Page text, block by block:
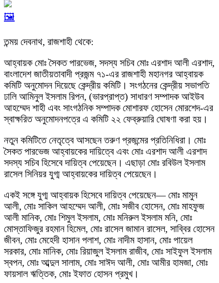
🖼️
তন্ময় দেবনাথ, রাজশাহী থেকে:
আহ্বায়ক মোঃ সৈকত পারভেজ, সদস্য সচিব মোঃ এরশাদ আলী এরশাদ,
বাংলাদেশ জাতীয়তাবাদী প্রজন্ম ৭১-এর রাজশাহী মহানগর আহ্বায়ক
কমিটি অনুমোদন দিয়েছে কেন্দ্রীয় কমিটি। সংগঠনের কেন্দ্রীয় সভাপতি
ঢালি আমিনুল ইসলাম রিপন, (ভারপ্রাপ্ত) সাধারণ সম্পাদক আইউব
আহম্মেদ শাহী এবং সাংগঠনিক সম্পাদক মোশারফ হোসেন মোরশেদ-এর
স্বাক্ষরিত অনুমোদনপত্রে এ কমিটি ২২ ফেব্রুয়ারি ঘোষণা করা হয়।
নতুন কমিটিতে নেতৃত্বে আসছেন তরুণ প্রজন্মের প্রতিনিধিরা। মোঃ
সৈকত পারভেজ আহ্বায়কের দায়িত্বে এবং মোঃ এরশাদ আলী এরশাদ
সদস্য সচিব হিসেবে দায়িত্ব পেয়েছেন। এছাড়া মোঃ রবিউল ইসলাম
রাসেল সিনিয়র যুগ্ম আহ্বায়কের দায়িত্ব পেয়েছেন।
একই সঙ্গে যুগ্ম আহ্বায়ক হিসেবে দায়িত্ব পেয়েছেন— মোঃ মামুন
আলী, মোঃ সাকিল আহম্মেদ আলী, মোঃ সজীব হোসেন, মোঃ মাহফুজ
আলী মানিক, মোঃ শিমুল ইসলাম, মোঃ মনিরুল ইসলাম মনি, মোঃ
মোস্তাফিজুর রহমান হিমেল, মোঃ রাসেল জামান রাসেল, সাব্বির হোসেন
জীবন, মোঃ মেহেদী হাসান পলাশ, মোঃ নাদীম হাসান, মোঃ পায়েল
সরকার, মোঃ মানিক, মোঃ রিয়াজুল ইসলাম রাজীব, মোঃ সাইফুল ইসলাম
স্বপন, মোঃ আব্দুল সালাম, মোঃ সাঈদ আলী, মোঃ আমীর হামজা, মোঃ
ফায়সাল ঋত্তিক, মোঃ ইফাত হোসন প্রমুখ।